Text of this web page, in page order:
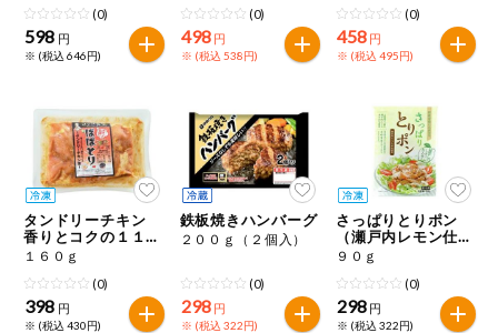
先着限定企画
スマート・ワ
ン注文
今週のお買い
得
コープ商品
今週の新登場
(0)
598 円
※ (税込 646円)
(0)
498 円
※ (税込 538円)
(0)
458 円
※ (税込 495円)
タンドリーチキン
香りとコクの１１種
のスパイス
１６０ｇ
(0)
398 円
※ (税込 430円)
鉄板焼きハンバーグ
２００ｇ（２個入）
(0)
298 円
※ (税込 322円)
さっぱりとりポン
（瀬戸内レモン仕立
て）
９０ｇ
(0)
298 円
※ (税込 322円)